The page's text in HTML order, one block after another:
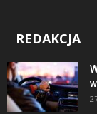
REDAKCJA